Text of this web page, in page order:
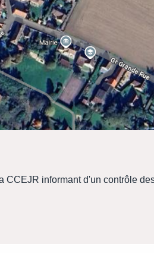
CCEJR informant d'un contrôle